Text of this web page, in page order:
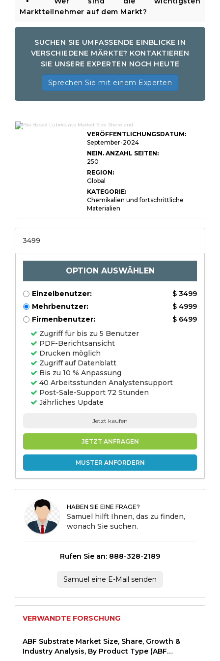
Marktteilnehmer auf dem Markt?
SUCHEN SIE UMFASSENDE EINBLICKE IN
VERSCHIEDENE MÄRKTE? KONTAKTIEREN
SIE UNSERE EXPERTEN NOCH HEUTE
Sprechen Sie mit einem Experten
Globale Marktgröße für
biobasierte Schmiermittelmarkte
nach Typ (Gemüseöle, Tierfett),
Metallarbeitsflüssigkeiten,
Fettsäuren, Hochleistungsöle,
durchdringende Schmiermittel,
Lebensmittelqualität, andere)
und Region - Marktanteil,
Wettbewerbsinformationen,
historische Daten und Prognosen
VERÖFFENTLICHUNGSDATUM:
September-2024
NEIN. ANZAHL SEITEN:
250
REGION:
Global
KATEGORIE:
Chemikalien und fortschrittliche
Materialien
3499
OPTION AUSWÄHLEN
Einzelbenutzer:
$ 3499
Mehrbenutzer:
$ 4999
Firmenbenutzer:
$ 6499
Zugriff für bis zu 5 Benutzer
PDF-Berichtsansicht
Drucken möglich
Zugriff auf Datenblatt
Bis zu 10 % Anpassung
40 Arbeitsstunden Analystensupport
Post-Sale-Support 72 Stunden
Jährliches Update
Jetzt kaufen
JETZT ANFRAGEN
MUSTER ANFORDERN
HABEN SIE EINE FRAGE?
Samuel hilft Ihnen, das zu finden,
wonach Sie suchen.
Rufen Sie an: 888-328-2189
Samuel eine E-Mail senden
VERWANDTE FORSCHUNG
ABF Substrate Market Size, Share, Growth &
Industry Analysis, By Product Type (ABF